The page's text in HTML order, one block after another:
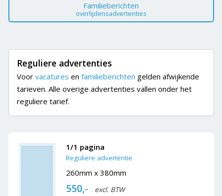
Familieberichten
overlijdensadvertenties
Reguliere advertenties
Voor vacatures en familieberichten gelden afwijkende
tarieven. Alle overige advertenties vallen onder het
reguliere tarief.
1/1 pagina
Reguliere advertentie
260mm x 380mm
550,- excl. BTW